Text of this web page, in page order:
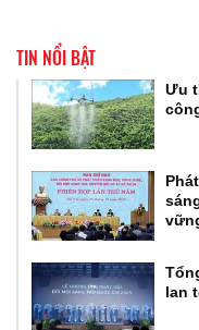
TIN NỔI BẬT
Ưu
lan